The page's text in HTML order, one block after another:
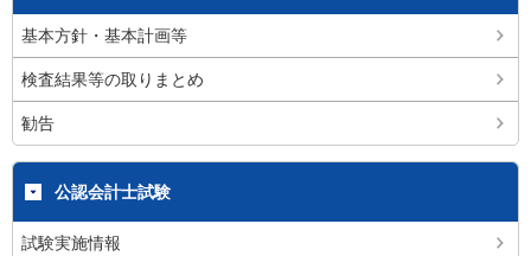
基本方針・基本計画等
検査結果等の取りまとめ
勧告
公認会計士試験
試験実施情報